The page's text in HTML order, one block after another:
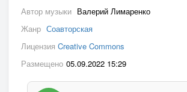
Автор музыки Валерий Лимаренко
Жанр Соавторская
Лицензия Creative Commons
Размещено 05.09.2022 15:29